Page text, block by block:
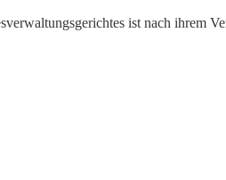
ist nach ihrem